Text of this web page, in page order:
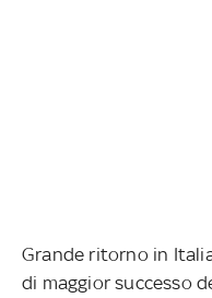
Grande ritorno in
di maggior successo